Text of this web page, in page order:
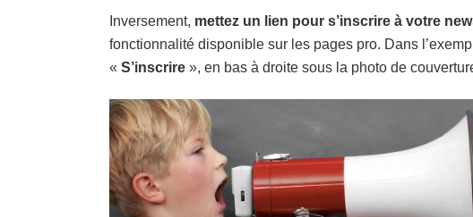
Inversement, mettez un lien pour s’inscrire à votre
fonctionnalité disponible sur les pages pro. Dans
« S’inscrire », en bas à droite sous la photo de